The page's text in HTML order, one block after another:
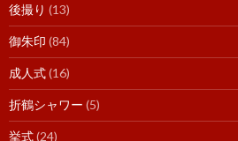
後撮り (13)
御朱印 (84)
成人式(16)
折鶴シャワー (5)
挙式(24)